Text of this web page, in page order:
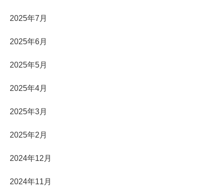
2025年7月
2025年6月
2025年5月
2025年4月
2025年3月
2025年2月
2024年12月
2024年11月